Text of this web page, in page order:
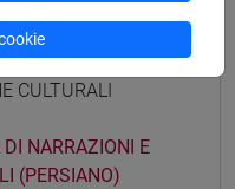
CULTURALI
NARRAZIONI E
(PERSIANO)